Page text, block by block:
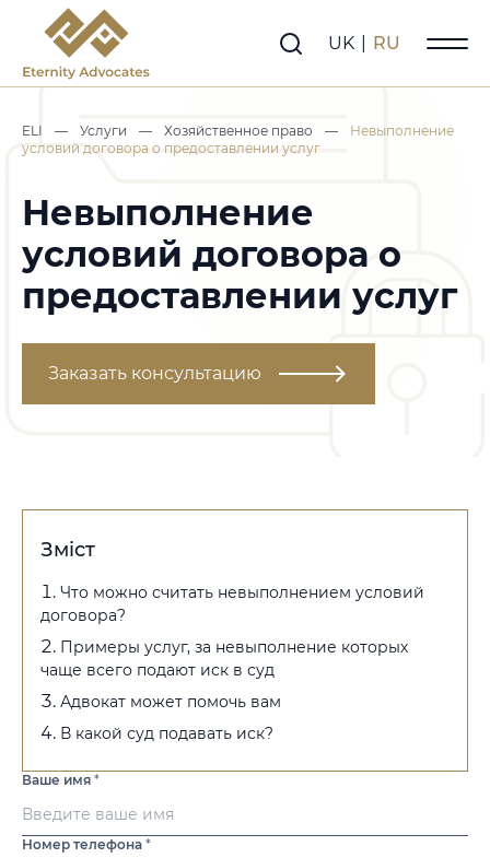
UK RU
ELI — Услуги — Хозяйственное право —
Невыполнение
условий договора о предоставлении услуг
Невыполнение
условий договора о
предоставлении услуг
Заказать консультацию
Зміст
Что можно считать невыполнением условий
договора?
Примеры услуг, за невыполнение которых
чаще всего подают иск в суд
Адвокат может помочь вам
В какой суд подавать иск?
Ваше имя *
Номер телефона *